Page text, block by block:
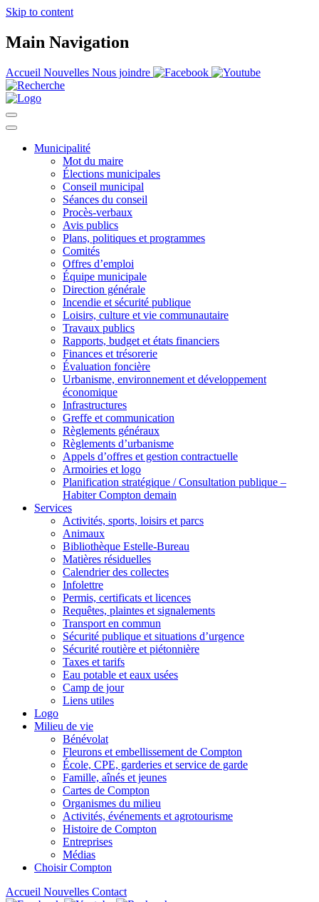
Skip to content
Main Navigation
Accueil Nouvelles Nous joindre
Municipalité
Mot du maire
Élections municipales
Conseil municipal
Séances du conseil
Procès-verbaux
Avis publics
Plans, politiques et programmes
Comités
Offres d’emploi
Équipe municipale
Direction générale
Incendie et sécurité publique
Loisirs, culture et vie communautaire
Travaux publics
Rapports, budget et états financiers
Finances et trésorerie
Évaluation foncière
Urbanisme, environnement et développement
économique
Infrastructures
Greffe et communication
Règlements généraux
Règlements d’urbanisme
Appels d’offres et gestion contractuelle
Armoiries et logo
Planification stratégique / Consultation publique –
Habiter Compton demain
Services
Activités, sports, loisirs et parcs
Animaux
Bibliothèque Estelle-Bureau
Matières résiduelles
Calendrier des collectes
Infolettre
Permis, certificats et licences
Requêtes, plaintes et signalements
Transport en commun
Sécurité publique et situations d’urgence
Sécurité routière et piétonnière
Taxes et tarifs
Eau potable et eaux usées
Camp de jour
Liens utiles
Logo
Milieu de vie
Bénévolat
Fleurons et embellissement de Compton
École, CPE, garderies et service de garde
Famille, aînés et jeunes
Cartes de Compton
Organismes du milieu
Activités, événements et agrotourisme
Histoire de Compton
Entreprises
Médias
Choisir Compton
Accueil Nouvelles Contact